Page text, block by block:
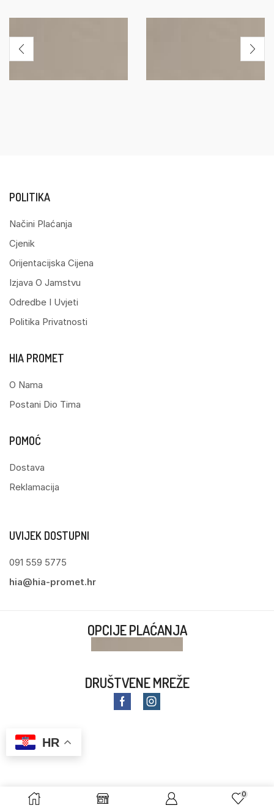
0
POLITIKA
Načini Plaćanja
Cjenik
Orijentacijska Cijena
Izjava O Jamstvu
Odredbe I Uvjeti
Politika Privatnosti
HIA PROMET
O Nama
Postani Dio Tima
POMOĆ
Dostava
Reklamacija
UVIJEK DOSTUPNI
091 559 5775
hia@hia-promet.hr
OPCIJE PLAĆANJA
DRUŠTVENE MREŽE
HR